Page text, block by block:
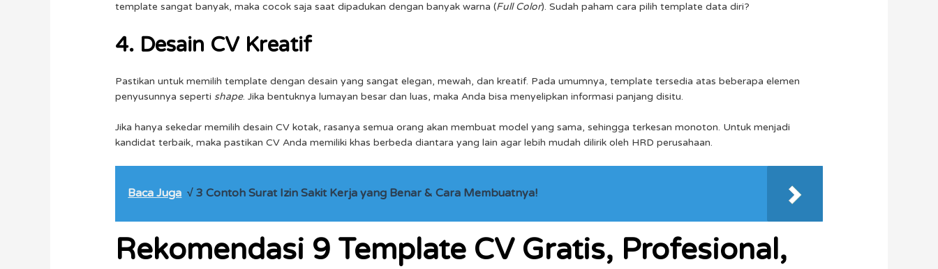
template sangat banyak, maka cocok saja saat dipadukan dengan banyak warna (Full Color). Sudah paham cara pilih template data diri?
4. Desain CV Kreatif
Pastikan untuk memilih template dengan desain yang sangat elegan, mewah, dan kreatif. Pada umumnya, template tersedia atas beberapa elemen
penyusunnya seperti shape. Jika bentuknya lumayan besar dan luas, maka Anda bisa menyelipkan informasi panjang disitu.
Jika hanya sekedar memilih desain CV kotak, rasanya semua orang akan membuat model yang sama, sehingga terkesan monoton. Untuk menjadi
kandidat terbaik, maka pastikan CV Anda memiliki khas berbeda diantara yang lain agar lebih mudah dilirik oleh HRD perusahaan.
Baca Juga √ 3 Contoh Surat Izin Sakit Kerja yang Benar & Cara Membuatnya!
Rekomendasi 9 Template CV Gratis, Profesional,